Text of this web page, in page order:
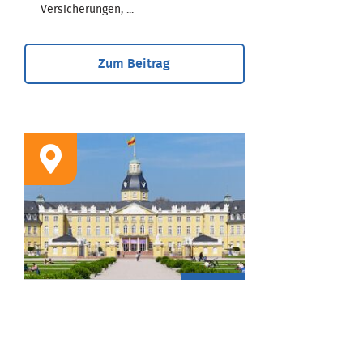
Versicherungen, ...
Zum Beitrag